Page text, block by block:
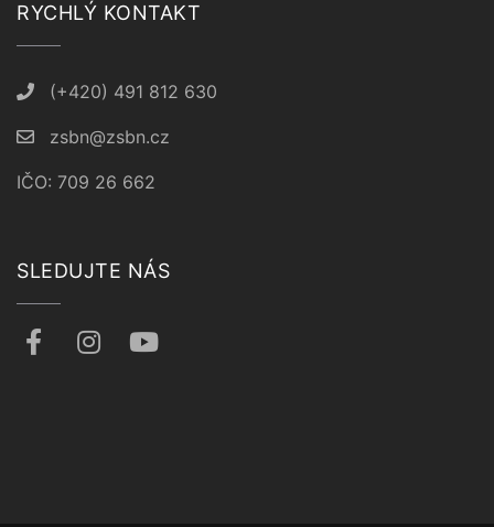
RYCHLÝ KONTAKT
(+420) 491 812 630
zsbn@zsbn.cz
IČO: 709 26 662
SLEDUJTE NÁS